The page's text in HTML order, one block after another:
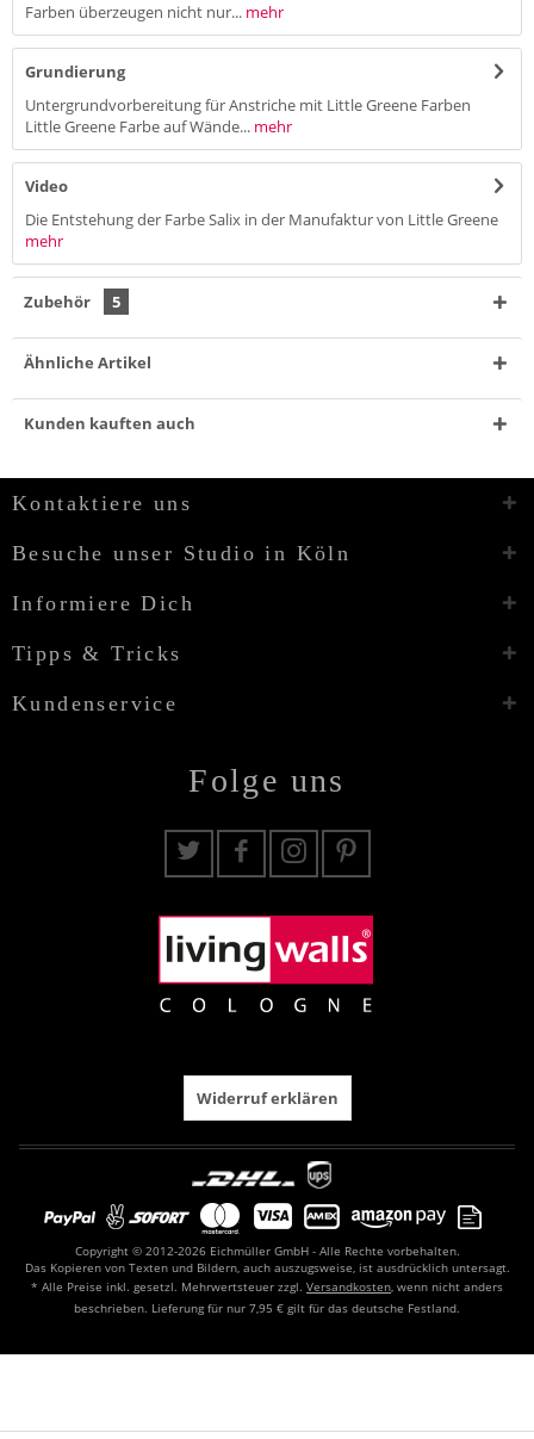
Farben überzeugen nicht nur... mehr
Grundierung
Untergrundvorbereitung für Anstriche mit Little Greene Farben
Little Greene Farbe auf Wände... mehr
Video
Die Entstehung der Farbe Salix in der Manufaktur von Little Greene
mehr
Zubehör 5
Ähnliche Artikel
Kunden kauften auch
Kontaktiere uns
Besuche unser Studio in Köln
Informiere Dich
Tipps & Tricks
Kundenservice
Folge uns
Widerruf erklären
Copyright © 2012-2026 Eichmüller GmbH - Alle Rechte vorbehalten.
Das Kopieren von Texten und Bildern, auch auszugsweise, ist ausdrücklich untersagt.
* Alle Preise inkl. gesetzl. Mehrwertsteuer zzgl. Versandkosten , wenn nicht anders
beschrieben. Lieferung für nur 7,95 € gilt für das deutsche Festland.